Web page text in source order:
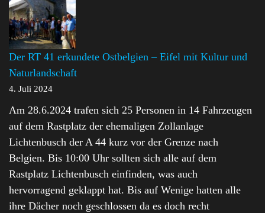
Der RT 41 erkundete Ostbelgien – Eifel mit Kultur und
Naturlandschaft
4. Juli 2024
Am 28.6.2024 trafen sich 25 Personen in 14 Fahrzeugen
auf dem Rastplatz der ehemaligen Zollanlage
Lichtenbusch der A 44 kurz vor der Grenze nach
Belgien. Bis 10:00 Uhr sollten sich alle auf dem
Rastplatz Lichtenbusch einfinden, was auch
hervorragend geklappt hat. Bis auf Wenige hatten alle
ihre Dächer noch geschlossen da es doch recht